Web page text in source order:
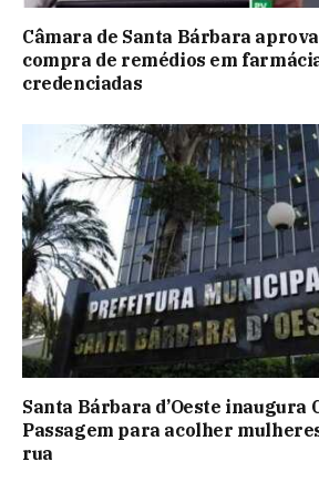
Câmara de Santa Bárbara
compra de remédios em
credenciadas
Santa Bárbara d’Oeste inaugura
Passagem para acolher
rua